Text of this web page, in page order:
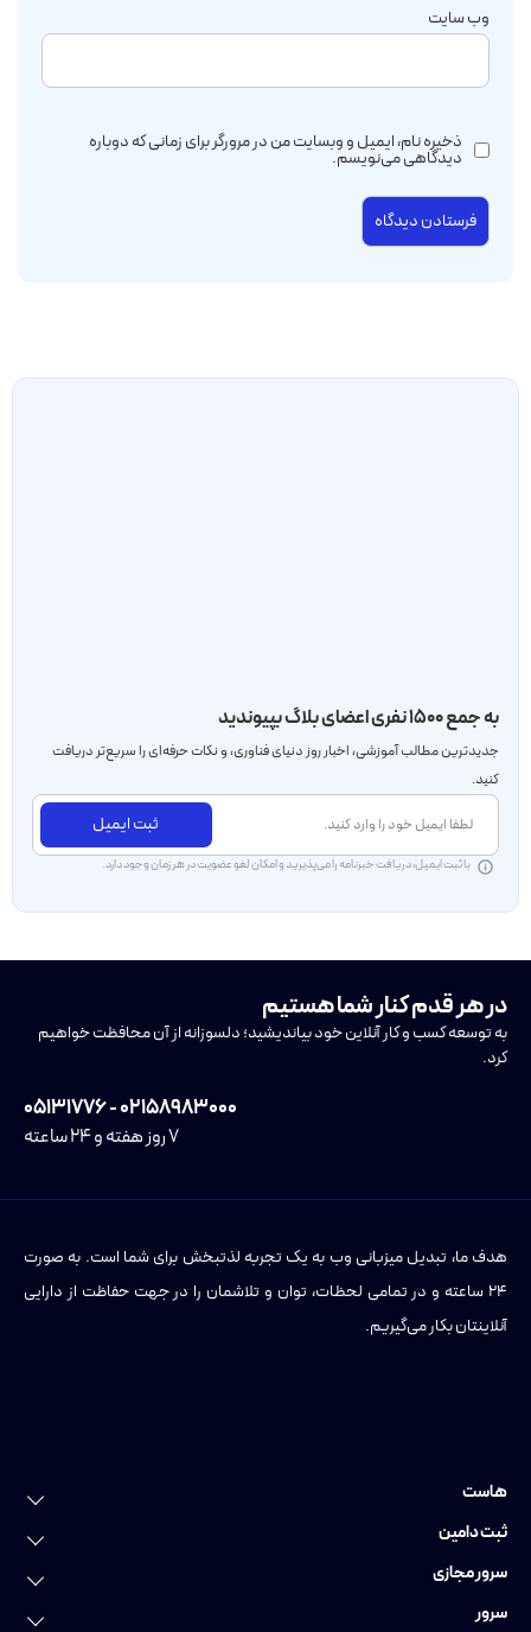
وب‌ سایت
ذخیره نام، ایمیل و وبسایت من در مرورگر برای زمانی که دوباره
دیدگاهی می‌نویسم.
به جمع ۱۵۰۰ نفری اعضای بلاگ بپیوندید
جدید‌ترین مطالب آموزشی، اخبار روز دنیای فناوری، و نکات حرفه‌ای را سریع‌تر دریافت
کنید.
ثبت ایمیل
با ثبت ایمیل، دریافت خبرنامه را می‌پذیرید و امکان لغو عضویت در هر زمان وجود دارد.
در هر قدم کنار شما هستیم
به توسعه کسب و کار آنلاین خود بیاندیشید؛ دلسوزانه از آن محافظت خواهیم
کرد.
۰۲۱۵۸۹۸۳۰۰۰ - ۰۵۱۳۱۷۷۶
۷ روز هفته و ۲۴ ساعته
هدف ما، تبدیل میزبانی وب به یک تجربه لذتبخش برای شما است. به صورت
۲۴ ساعته و در تمامی لحظات، توان و تلاشمان را در جهت حفاظت از دارایی
آنلاینتان بکار می‌گیریم.
هاست
هاست لینوکس
هاست وردپرس
هاست ویندوز
ثبت دامین
ثبت دامنه عمومی
سرور مجازی
سرور